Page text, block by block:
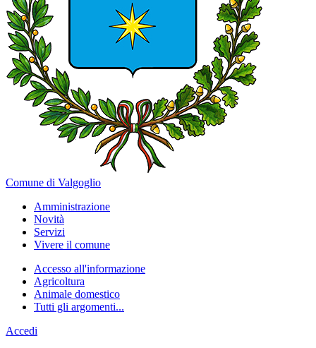
Comune di Valgoglio
Amministrazione
Novità
Servizi
Vivere il comune
Accesso all'informazione
Agricoltura
Animale domestico
Tutti gli argomenti...
Accedi